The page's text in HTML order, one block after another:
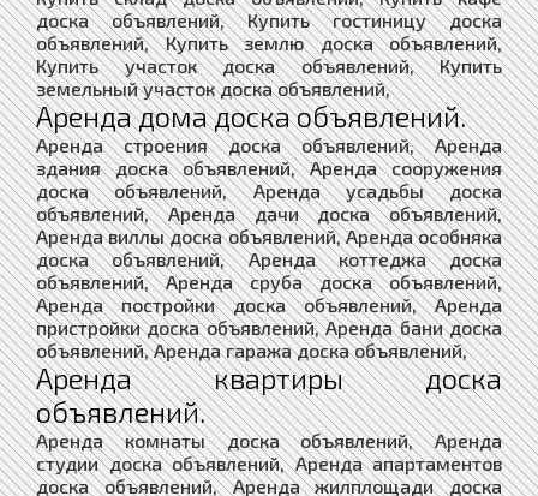
доска объявлений, Купить гостиницу доска
объявлений, Купить землю доска объявлений,
Купить участок доска объявлений, Купить
земельный участок доска объявлений,
Аренда дома доска объявлений.
Аренда строения доска объявлений, Аренда
здания доска объявлений, Аренда сооружения
доска объявлений, Аренда усадьбы доска
объявлений, Аренда дачи доска объявлений,
Аренда виллы доска объявлений, Аренда особняка
доска объявлений, Аренда коттеджа доска
объявлений, Аренда сруба доска объявлений,
Аренда постройки доска объявлений, Аренда
пристройки доска объявлений, Аренда бани доска
объявлений, Аренда гаража доска объявлений,
Аренда квартиры доска
объявлений.
Аренда комнаты доска объявлений, Аренда
студии доска объявлений, Аренда апартаментов
доска объявлений, Аренда жилплощади доска